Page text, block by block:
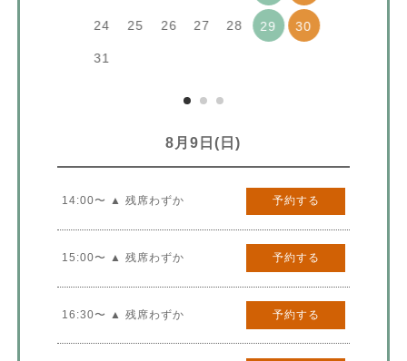
24 25 26 27 28 29 30
31
8月9日(日)
14:00〜 ▲ 残席わずか 予約する
15:00〜 ▲ 残席わずか 予約する
16:30〜 ▲ 残席わずか 予約する